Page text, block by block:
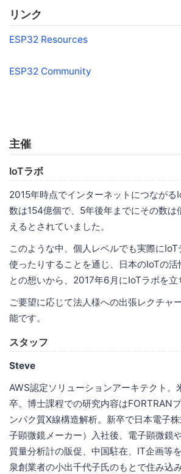
リンク
ESP32 Resources
ESP32 Community
主催
IoTラボ
2015年時点でインターネットにつなが
数は154億個で、5年後年までにその数
えるとされていました。
このような中、個人レベルでも実際にIoT
使ったりすることを通じ、日本のIoTの
との想いから、2017年6月にIoTラボを立
ご要望に応じて法人様への出張レクチャ
能です。
スタッフ
Steve
AWS認定ソリューションアーキテクト。
卒。博士課程での研究内容はFORTRAN
ンパク質X線構造解析。新卒で日本電子
子顕微鏡メーカー）入社後、電子顕微鏡
質量分析計の販促、中国駐在、IT企画等
泉創業者の小出千代子氏のもとで住み込